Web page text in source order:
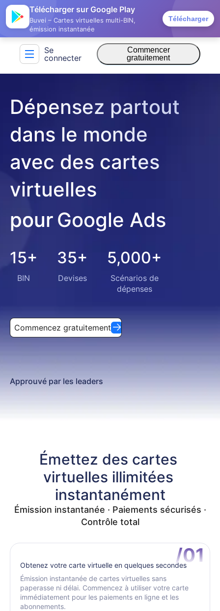
Télécharger sur Google Play
Buvei – Cartes virtuelles multi-BIN,
émission instantanée
Télécharger
Se
connecter
Commencer
gratuitement
Dépensez partout
dans le monde
avec des cartes
virtuelles
pour
Google Ads
Tiktok Ads
15+
BIN
35+
Devises
5,000+
Scénarios de
dépenses
Commencez gratuitement
Approuvé par les leaders
Émettez des cartes
virtuelles illimitées
instantanément
Émission instantanée · Paiements sécurisés ·
Contrôle total
/01
Obtenez votre carte virtuelle en quelques secondes
Émission instantanée de cartes virtuelles sans
paperasse ni délai. Commencez à utiliser votre carte
immédiatement pour les paiements en ligne et les
abonnements.